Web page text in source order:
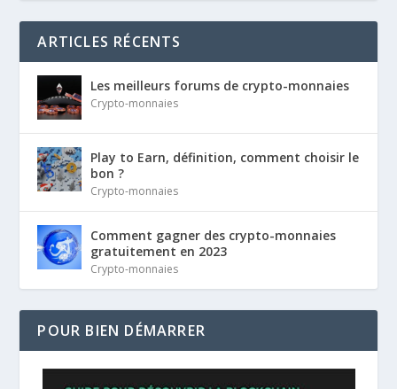
ARTICLES RÉCENTS
Les meilleurs forums de crypto-monnaies
Crypto-monnaies
Play to Earn, définition, comment choisir le
bon ?
Crypto-monnaies
Comment gagner des crypto-monnaies
gratuitement en 2023
Crypto-monnaies
POUR BIEN DÉMARRER